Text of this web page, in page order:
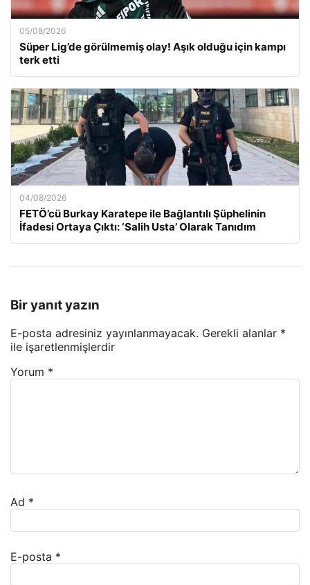
05/08/2026
Süper Lig’de görülmemiş olay! Aşık olduğu için kampı
terk etti
04/08/2026
FETÖ’cü Burkay Karatepe ile Bağlantılı Şüphelinin
İfadesi Ortaya Çıktı: ‘Salih Usta’ Olarak Tanıdım
Bir yanıt yazın
E-posta adresiniz yayınlanmayacak. Gerekli alanlar *
ile işaretlenmişlerdir
Yorum *
Ad *
E-posta *